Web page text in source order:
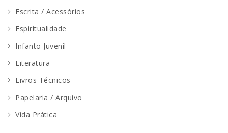
Escrita / Acessórios
Espiritualidade
Infanto Juvenil
Literatura
Livros Técnicos
Papelaria / Arquivo
Vida Prática